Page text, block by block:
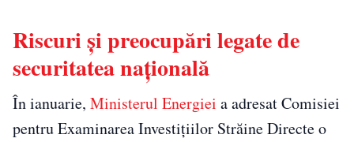
Riscuri și preocupări legate de
securitatea națională
În ianuarie, Ministerul Energiei a adresat Comisiei
pentru Examinarea Investițiilor Străine Directe o